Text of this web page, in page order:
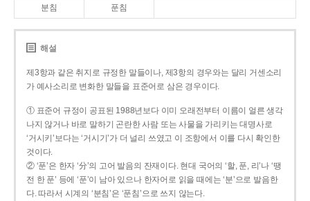
분침 푼침
해설
제3항과 같은 취지로 규정한 말들이나, 제3항의 경우와는 달리 거센소리
가 예사소리로 변화한 말들을 표준어로 삼은 경우이다.
① 표준어 규정이 공표된 1988년보다 이미 오래전부터 이름이 얼른 생각
나지 않거나 바로 말하기 곤란한 사람 또는 사물을 가리키는 대명사로
‘거시키’보다는 ‘거시기’가 더 널리 쓰였고 이 조항에서 이를 다시 확인한
것이다.
② ‘푼’은 한자 ‘分’의 고어 발음의 잔재이다. 현대 국어의 ‘할, 푼, 리’나 ‘땡
전 한 푼’ 등에 ‘푼’이 남아 있으나 한자어로 읽을 때에는 ‘분’으로 발음한
다. 따라서 시계의 ‘분침’은 ‘푼침’으로 쓰지 않는다.